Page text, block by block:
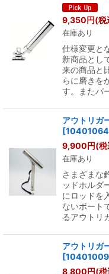
9,350円(税
在庫あり
仕様変更と
新商品とし
来の商品と
らに磨きを
す。またパ
アウトリガ
[10401064
9,900円(税
在庫あり
さまざまな
ッドホルダ
にロッドを
ないボート
るアウトリ
アウトリガ
[10401009
8,800円(税